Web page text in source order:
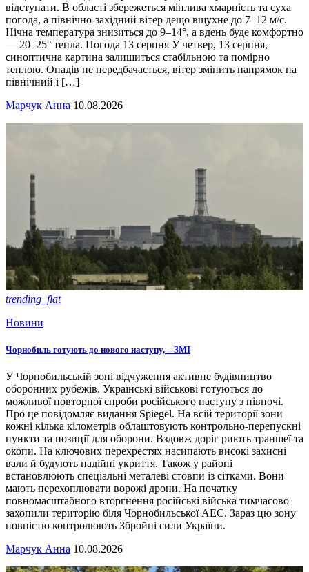
відступати. В області збережеться мінлива хмарність та суха
погода, а північно-західний вітер дещо вщухне до 7–12 м/с.
Нічна температура знизиться до 9–14°, а вдень буде комфортно
— 20–25° тепла. Погода 13 серпня У четвер, 13 серпня,
синоптична картина залишиться стабільною та помірно
теплою. Опадів не передбачається, вітер змінить напрямок на
північний і […]
Марчук Анна 10.08.2026
trending_flat
Новини
Чорнобиль готують до нового наступу, – ЗМІ
У Чорнобильській зоні відчуження активне будівництво
оборонних рубежів. Українські військові готуються до
можливої повторної спроби російського наступу з півночі.
Про це повідомляє видання Spiegel. На всій території зони
кожні кілька кілометрів облаштовують контрольно-перепускні
пункти та позиції для оборони. Вздовж доріг риють траншеї та
окопи. На ключових перехрестях насипають високі захисні
вали й будують надійні укриття. Також у районі
встановлюють спеціальні металеві стовпи із сітками. Вони
мають перехоплювати ворожі дрони. На початку
повномасштабного вторгнення російські війська тимчасово
захопили територію біля Чорнобильської АЕС. Зараз цю зону
повністю контролюють Збройні сили України.
Марчук Анна 10.08.2026